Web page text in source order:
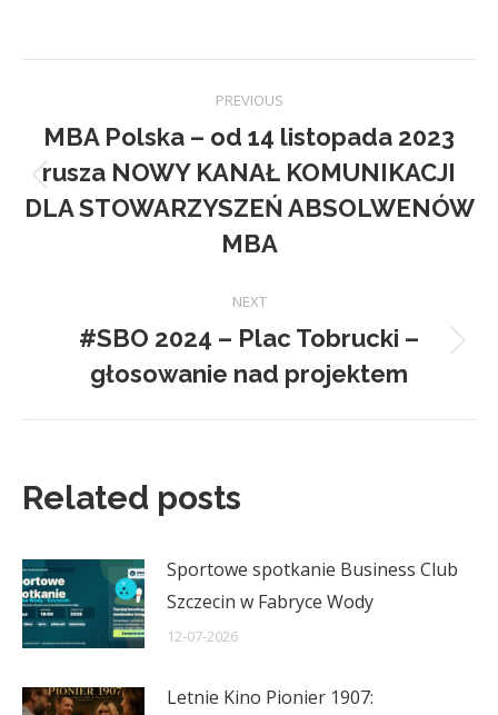
navigation
PREVIOUS
Previous
post:
MBA Polska – od 14 listopada 2023
rusza NOWY KANAŁ KOMUNIKACJI
DLA STOWARZYSZEŃ ABSOLWENÓW
MBA
NEXT
Next
post:
#SBO 2024 – Plac Tobrucki –
głosowanie nad projektem
Related posts
Sportowe spotkanie Business Club
Szczecin w Fabryce Wody
12-07-2026
Letnie Kino Pionier 1907: